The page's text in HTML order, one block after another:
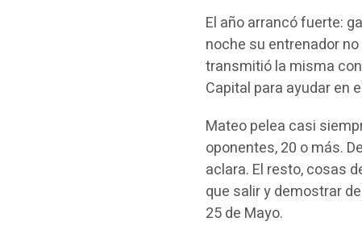
El año arrancó fuerte:
noche su entrenador
transmitió la misma
Capital para ayudar en
Mateo pelea casi
oponentes, 20 o más.
aclara. El resto, cosas
que salir y demostrar
25 de Mayo.